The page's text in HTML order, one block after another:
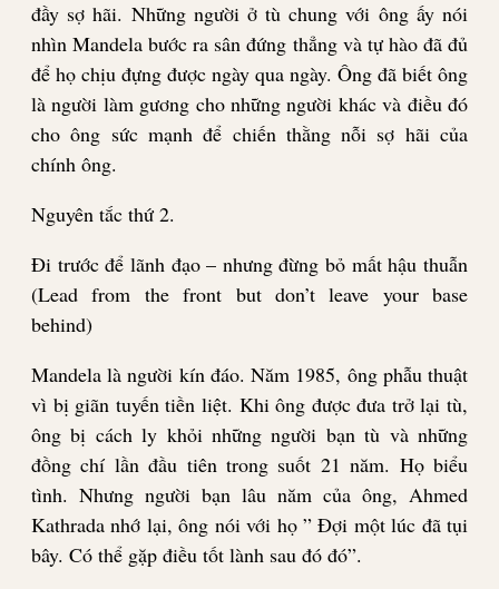
đầy sợ hãi. Những người ở tù chung với ông ấy nói
nhìn Mandela bước ra sân đứng thẳng và tự hào đã đủ
để họ chịu đựng được ngày qua ngày. Ông đã biết ông
là người làm gương cho những người khác và điều đó
cho ông sức mạnh để chiến thằng nỗi sợ hãi của
chính ông.
Nguyên tắc thứ2.
Đi trước để lãnh đạo – nhưng đừng bỏ mất hậu thuẫn
(Lead from the front but don’t leave your base
behind)
Mandela là người kín đáo. Năm 1985, ông phẫu thuật
vì bị giãn tuyến tiền liệt. Khi ông được đưa trở lại tù,
ông bị cách ly khỏi những người bạn tù và những
đồng chí lần đầu tiên trong suốt 21 năm. Họ biểu
tình. Nhưng người bạn lâu năm của ông, Ahmed
Kathrada nhớ lại, ông nói với họ ” Đợi một lúc đã tụi
bây. Có thể gặp điều tốt lành sau đó đó”.